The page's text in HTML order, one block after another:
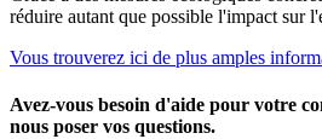
réduire autant que possible l'impact sur
Vous trouverez ici de plus amples
Avez-vous besoin d'aide pour votre
nous poser vos questions.